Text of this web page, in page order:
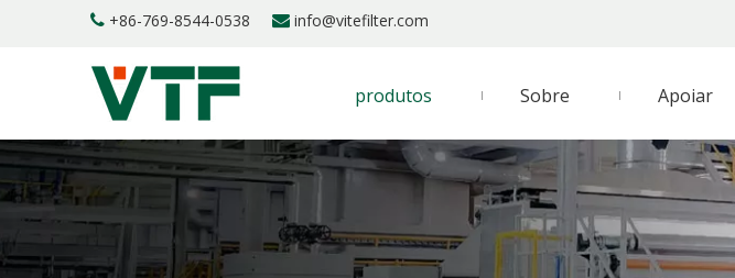
 +86-769-8544-0538  info@vitefilter.com
produtos Sobre Apoiar